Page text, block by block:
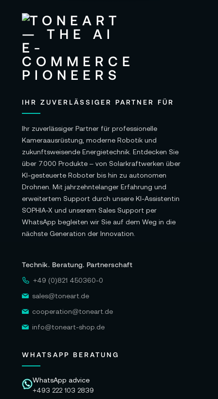
IHR ZUVERLÄSSIGER PARTNER FÜR
Ihr zuverlässiger Partner für professionelle
Kameraausrüstung, moderne Robotik und
zukunftsweisende Energietechnik. Entdecken Sie
über 7.000 Produkte – von Solarkraftwerken über
KI-gesteuerte Roboter bis hin zu autonomen
Drohnen. Mit jahrzehntelanger Erfahrung und
erweitertem Support durch unsere KI-Assistentin
SOPHIA-X und unserem Sales Support per
WhatsApp begleiten wir Sie auf dem Weg in die
nächste Generation der Innovation.
Technik. Beratung. Partnerschaft
+49 (0)821 450360-0
sales@toneart.de
cooperation@toneart.de
info@toneart-shop.de
WHATSAPP BERATUNG
WhatsApp advice
+493 222 103 2839